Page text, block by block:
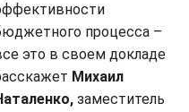
процесса –
это в своем докладе
Михаил
заместитель